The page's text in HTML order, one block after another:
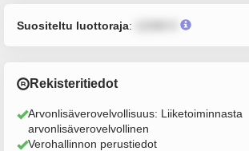
Suositeltu luottoraja:
Rekisteritiedot
Arvonlisäverovelvollisuus: Liiketoiminnasta
arvonlisäverovelvollinen
Verohallinnon perustiedot